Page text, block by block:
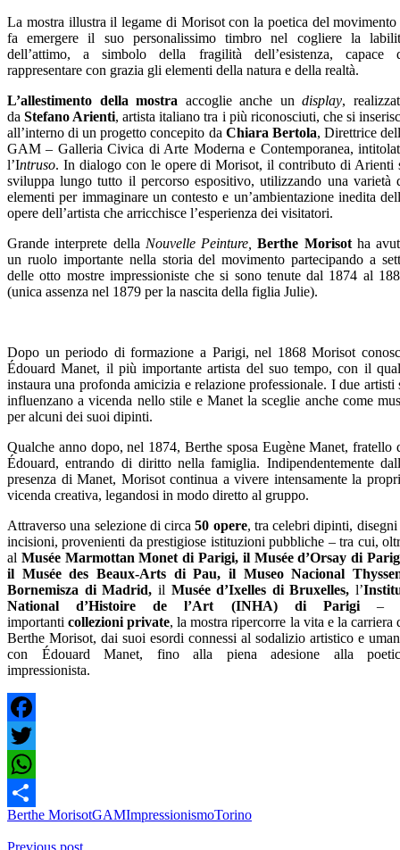
La mostra illustra il legame di Morisot con la poetica del movimento
fa emergere il suo personalissimo timbro nel cogliere la
dell’attimo, a simbolo della fragilità dell’esistenza, capace
rappresentare con grazia gli elementi della natura e della realtà.
L’allestimento della mostra accoglie anche undisplay,
daStefano Arienti, artista italiano tra i più riconosciuti, che si
all’interno di un progetto concepito da Chiara Bertola, Direttrice
GAM – Galleria Civica di Arte Moderna e Contemporanea,
l’Intruso. In dialogo con le opere di Morisot, il contributo di Arienti
sviluppa lungo tutto il percorso espositivo, utilizzando una varietà
elementi per immaginare un contesto e un’ambientazione inedita
opere dell’artista che arricchisce l’esperienza dei visitatori.
Grande interprete della Nouvelle Peinture,Berthe Morisotha
un ruolo importante nella storia del movimento partecipando a
delle otto mostre impressioniste che si sono tenute dal 1874 al
(unica assenza nel 1879 per la nascita della figlia Julie).
Dopo un periodo di formazione a Parigi, nel 1868 Morisot
Édouard Manet, il più importante artista del suo tempo, con il
instaura una profonda amicizia e relazione professionale. I due artisti
influenzano a vicenda nello stile e Manet la sceglie anche come
per alcuni dei suoi dipinti.
Qualche anno dopo, nel 1874, Berthe sposa Eugène Manet, fratello
Édouard, entrando di diritto nella famiglia. Indipendentemente
presenza di Manet, Morisot continua a vivere intensamente la
vicenda creativa, legandosi in modo diretto al gruppo.
Attraverso una selezione di circa50 opere, tra celebri dipinti, disegni
incisioni, provenienti da prestigiose istituzioni pubbliche – tra cui,
al Musée Marmottan Monet di Parigi, il Musée d’Orsay di
il Musée des Beaux-Arts di Pau, il Museo Nacional
Bornemisza di Madrid, il Musée d’Ixelles di Bruxelles, l’
National d’Histoire de l’Art (INHA) di Parigi –
importanticollezioni private, la mostra ripercorre la vita e la carriera
Berthe Morisot, dai suoi esordi connessi al sodalizio artistico e
con Édouard Manet, fino alla piena adesione alla
impressionista.
Facebook
Twitter
WhatsApp
Share
Berthe MorisotGAMImpressionismoTorino
Previous post